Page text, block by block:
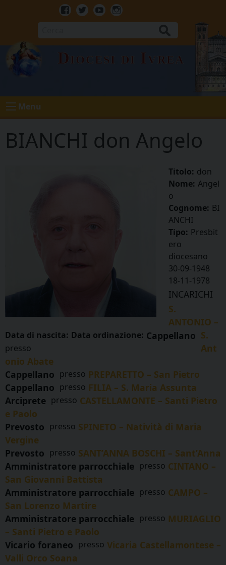
Facebook
TwitterYoutubeInstagram
Diocesi di Ivrea
Menu
BIANCHI don Angelo
Titolo: don
Nome: Angel
o
Cognome: BI
ANCHI
Tipo: Presbit
ero
diocesano
Data di nascita:
30-09-1948
Data ordinazione:
18-11-1978
INCARICHI
Cappellano
presso
S.
ANTONIO –
S.
Ant
onio Abate
Cappellano presso PREPARETTO – San Pietro
Cappellano presso FILIA – S. Maria Assunta
Arciprete presso CASTELLAMONTE – Santi Pietro
e Paolo
Prevosto presso SPINETO – Natività di Maria
Vergine
Prevosto presso SANT’ANNA BOSCHI – Sant’Anna
Amministratore parrocchiale presso CINTANO –
San Giovanni Battista
Amministratore parrocchiale presso CAMPO –
San Lorenzo Martire
Amministratore parrocchiale presso MURIAGLIO
– Santi Pietro e Paolo
Vicario foraneo presso Vicaria Castellamontese –
Valli Orco Soana